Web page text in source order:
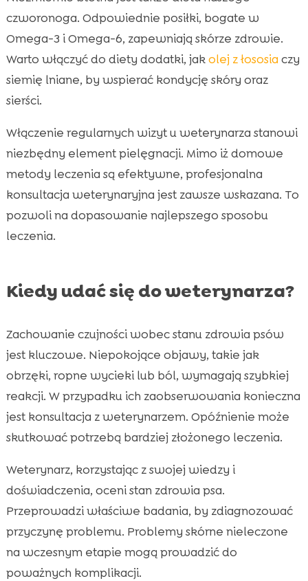
czworonoga. Odpowiednie posiłki, bogate w
Omega-3 i Omega-6, zapewniają skórze zdrowie.
Warto włączyć do diety dodatki, jakolej z łososia czy
siemię lniane, by wspierać kondycję skóry oraz
sierści.
Włączenie regularnych wizyt u weterynarza stanowi
niezbędny element pielęgnacji. Mimo iż domowe
metody leczenia są efektywne, profesjonalna
konsultacja weterynaryjna jest zawsze wskazana. To
pozwoli na dopasowanie najlepszego sposobu
leczenia.
Kiedy udać się do weterynarza?
Zachowanie czujności wobec stanu zdrowia psów
jest kluczowe. Niepokojące objawy, takie jak
obrzęki, ropne wycieki lub ból, wymagają szybkiej
reakcji. W przypadku ich zaobserwowania konieczna
jest konsultacja z weterynarzem. Opóźnienie może
skutkować potrzebą bardziej złożonego leczenia.
Weterynarz, korzystając z swojej wiedzy i
doświadczenia, oceni stan zdrowia psa.
Przeprowadzi właściwe badania, by zdiagnozować
przyczynę problemu. Problemy skórne nieleczone
na wczesnym etapie mogą prowadzić do
poważnych komplikacji.